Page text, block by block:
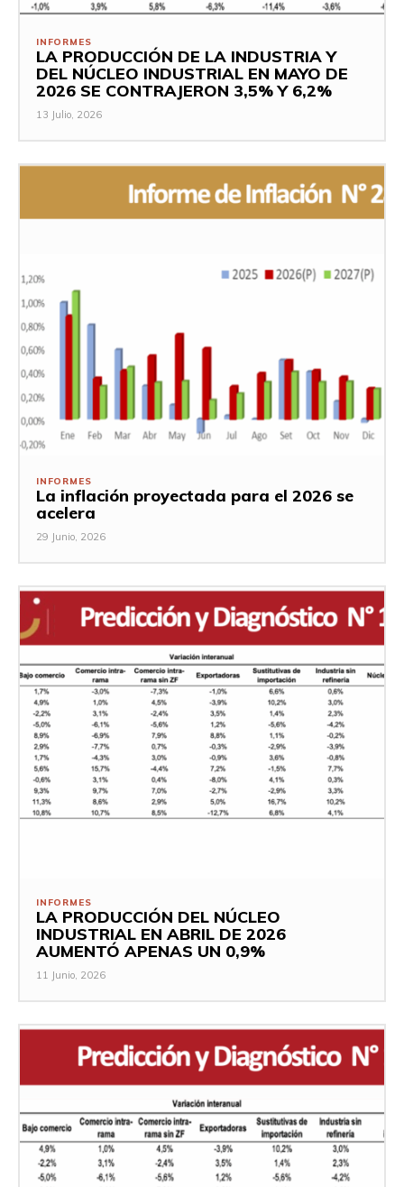
INFORMES
LA PRODUCCIÓN DE LA INDUSTRIA Y
DEL NÚCLEO INDUSTRIAL EN MAYO DE
2026 SE CONTRAJERON 3,5% Y 6,2%
13 Julio, 2026
INFORMES
La inflación proyectada para el 2026 se
acelera
29 Junio, 2026
INFORMES
LA PRODUCCIÓN DEL NÚCLEO
INDUSTRIAL EN ABRIL DE 2026
AUMENTÓ APENAS UN 0,9%
11 Junio, 2026